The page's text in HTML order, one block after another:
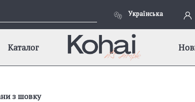
Українська
Каталог
з шовку